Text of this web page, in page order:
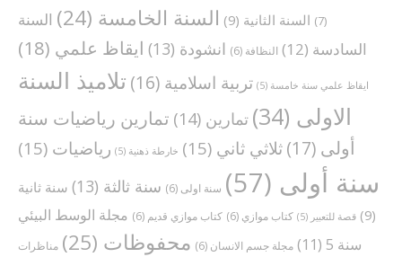
(7)
السنة الثانية (9) السنة الخامسة (24)
السنة
السادسة (12) النظافة (6) انشودة (13) ايقاظ علمي (18)
ايقاظ علمي سنة خامسة (5) تربية اسلامية (16)
تلاميذ السنة
الاولى (34) تمارين (14)
تمارين رياضيات سنة
أولى (17) ثلاثي ثاني (15) خارطة ذهنية (5) رياضيات (15)
سنة أولى (57) سنة اولى (6) سنة ثالثة (13)
سنة ثانية
(9)
قصة للتعبير (5) كتاب موازي (6) كتاب موازي قديم (6)
مجلة الوسط البيئي
سنة 5
(11) مجلة جسم الانسان (6) محفوظات (25)
مناظرات